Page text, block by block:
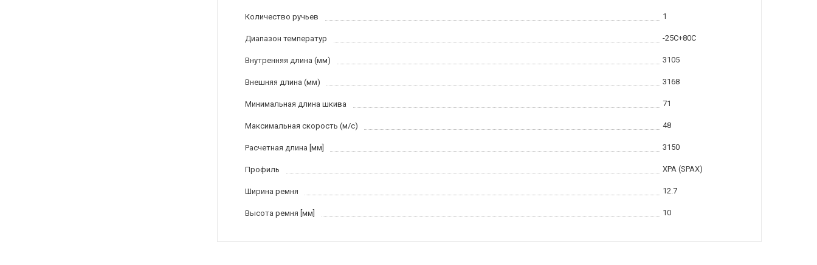
Количество ручьев 1
Диапазон температур -25С+80С
Внутренняя длина (мм) 3105
Внешняя длина (мм) 3168
Минимальная длина шкива 71
Максимальная скорость (м/c) 48
Расчетная длина [мм] 3150
Профиль XPA (SPAX)
Ширина ремня 12.7
Высота ремня [мм] 10